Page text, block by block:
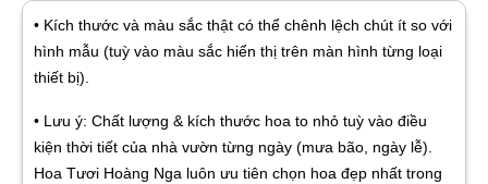
• Kích thước và màu sắc thật có thể chênh lệch chút ít so với
hình mẫu (tuỳ vào màu sắc hiển thị trên màn hình từng loại
thiết bị).
• Lưu ý: Chất lượng & kích thước hoa to nhỏ tuỳ vào điều
kiện thời tiết của nhà vườn từng ngày (mưa bão, ngày lễ).
Hoa Tươi Hoàng Nga luôn ưu tiên chọn hoa đẹp nhất trong